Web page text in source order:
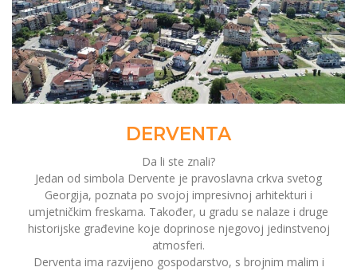
DERVENTA
Da li ste znali?
Jedan od simbola Dervente je pravoslavna crkva svetog
Georgija, poznata po svojoj impresivnoj arhitekturi i
umjetničkim freskama. Također, u gradu se nalaze i druge
historijske građevine koje doprinose njegovoj jedinstvenoj
atmosferi.
Derventa ima razvijeno gospodarstvo, s brojnim malim i